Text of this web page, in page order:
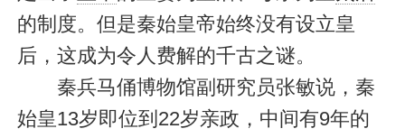
的制度。但是秦始皇帝始终没有设立皇
后，这成为令人费解的千古之谜。
秦兵马俑博物馆副研究员张敏说，秦
始皇13岁即位到22岁亲政，中间有9年的